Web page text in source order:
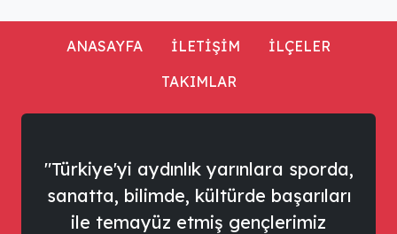
ANASAYFA İLETİŞİM
İLÇELER
TAKIMLAR
"Türkiye'yi aydınlık yarınlara sporda,
sanatta, bilimde, kültürde başarıları
ile temayüz etmiş gençlerimiz